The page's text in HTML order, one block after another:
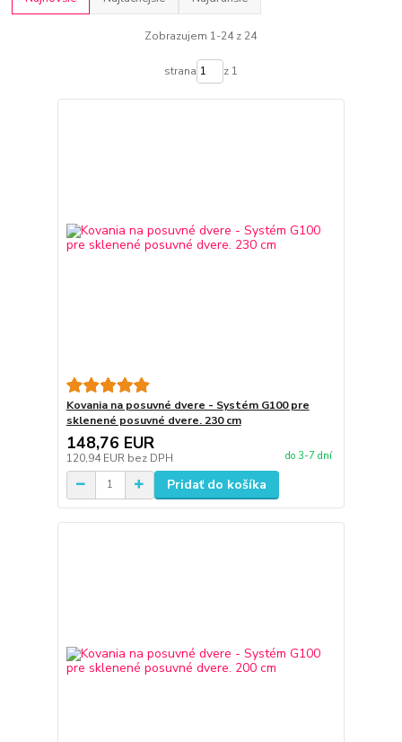
Zobrazujem 1-24 z 24
strana z 1
Kovania na posuvné dvere - Systém G100 pre
sklenené posuvné dvere. 230 cm
148,76 EUR
120,94 EUR bez DPH do 3-7 dní
Pridať do košíka